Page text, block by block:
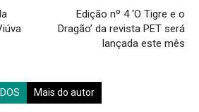
Edição nº 4 ‘O Tigre e o
Dragão’ da revista PET será
lançada este mês
Mais do autor